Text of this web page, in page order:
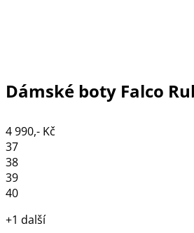
Dámské boty Falco
4 990,- Kč
37
38
39
40
+1 další